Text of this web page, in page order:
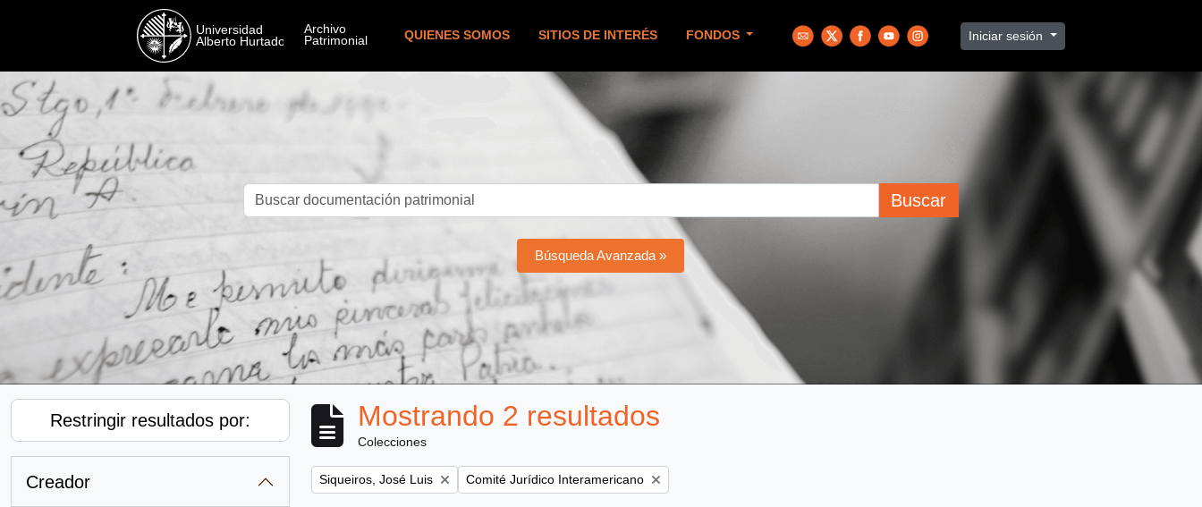
QUIENES SOMOS SITIOS DE INTERÉS FONDOS Iniciar sesión
Buscar
Búsqueda Avanzada »
Restringir resultados por:
Creador
Mostrando 2 resultados
Colecciones
Remove filter:
Siqueiros, José Luis Remove filter:
Comité Jurídico Interamericano